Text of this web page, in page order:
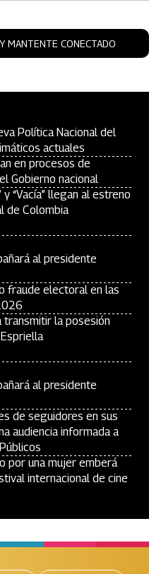
MANTENTE CONECTADO
Política Nacional del
actuales
en procesos de
Gobierno nacional
y “Vacía” llegan al estreno
de Colombia
al presidente
fraude electoral en las
transmitir la posesión
al presidente
de seguidores en sus
audiencia informada a
por una mujer emberá
internacional de cine